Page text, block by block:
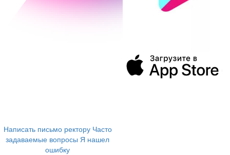
Написать письмо ректору Часто
задаваемые вопросы Я нашел
ошибку